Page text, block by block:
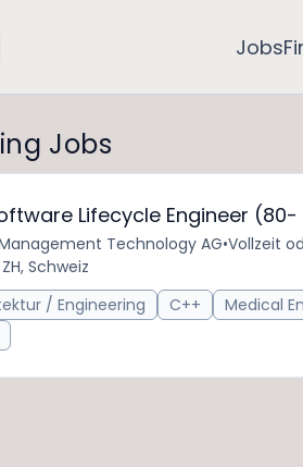
Jobs
Jobs
Lifecycle Engineer (80-
Technology AG•Vollzeit
Schweiz
/ Engineering
C++
Medical